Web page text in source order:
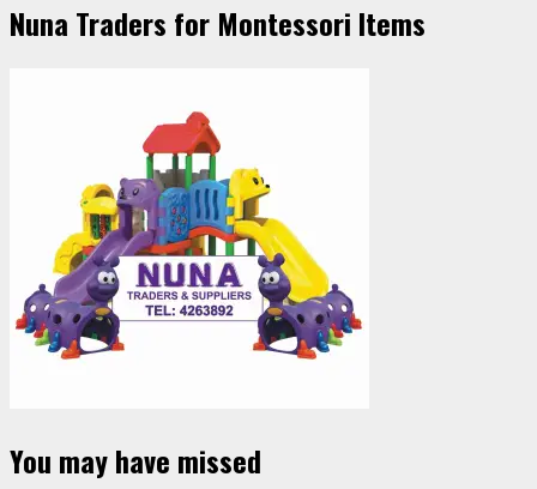
Nuna Traders for Montessori Items
You may have missed